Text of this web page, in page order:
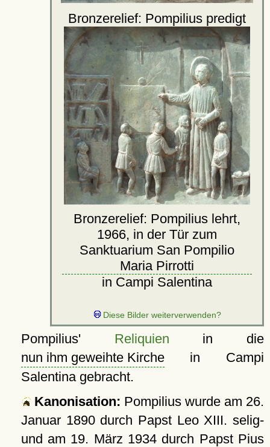
Bronzerelief: Pompilius predigt
Bronzerelief: Pompilius lehrt,
1966, in der Tür zum
Sanktuarium San Pompilio
Maria Pirrotti
in Campi Salentina
Pompilius' Reliquien in die
nun ihm geweihte Kirchein Campi
Salentina gebracht.
Kanonisation: Pompilius wurde am 26.
Januar 1890durch Papst Leo XIII. selig-
und am 19. März 1934 durch Papst Pius